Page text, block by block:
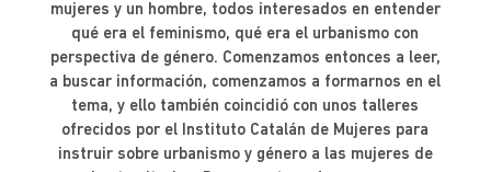
mujeres y un hombre, todos interesados en entender
qué era el feminismo, qué era el urbanismo con
perspectiva de género. Comenzamos entonces a leer,
a buscar información, comenzamos a formarnos en el
tema, y ello también coincidió con unos talleres
ofrecidos por el Instituto Catalán de Mujeres para
instruir sobre urbanismo y género a las mujeres de